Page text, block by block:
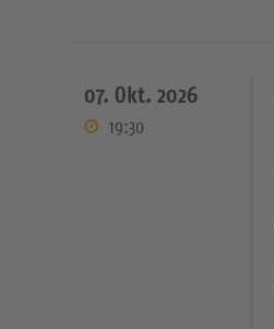
07. Okt. 2026
19:30